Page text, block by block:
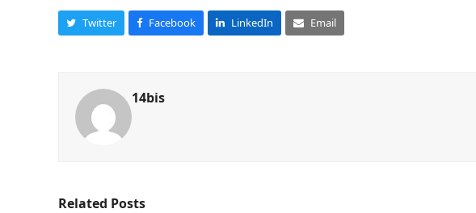
Twitter Facebook LinkedIn Email
14bis
Related Posts